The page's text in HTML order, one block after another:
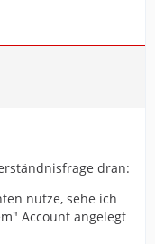
dran:
nutze, sehe ich
Account angelegt